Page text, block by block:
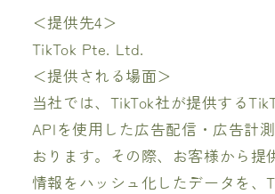
＜提供先4＞
TikTok Pte. Ltd.
＜提供される場面＞
当社では、TikTok社が提供する
APIを使用した広告配信・広告計
おります。その際、お客様から提
情報をハッシュ化したデータを、